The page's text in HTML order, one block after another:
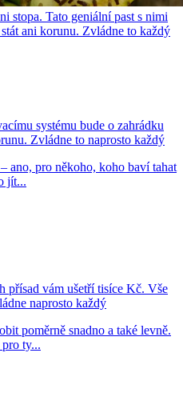
stopa. Tato geniální past s nimi
ani korunu. Zvládne to každý
systému bude o zahrádku
Zvládne to naprosto každý
ano, pro někoho, koho baví tahat
jít...
přísad vám ušetří tisíce Kč. Vše
naprosto každý
poměrně snadno a také levně.
ty...